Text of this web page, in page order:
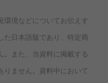
環境などについてお伝えす
日本語版であり、特定商
。また、当資料に掲載する
りません。資料中において